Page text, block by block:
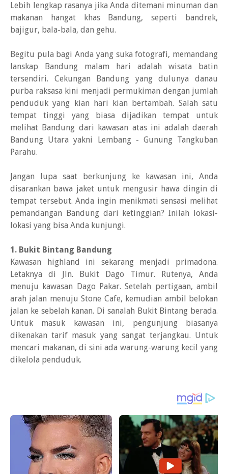
Lebih lengkap rasanya jika Anda ditemani minuman dan
makanan hangat khas Bandung, seperti bandrek,
bajigur, bala-bala, dan gehu.
Begitu pula bagi Anda yang suka fotografi, memandang
lanskap Bandung malam hari adalah wisata batin
tersendiri. Cekungan Bandung yang dulunya danau
purba raksasa kini menjadi permukiman dengan jumlah
penduduk yang kian hari kian bertambah. Salah satu
tempat tinggi yang biasa dijadikan tempat untuk
melihat Bandung dari kawasan atas ini adalah daerah
Bandung Utara yakni Lembang - Gunung Tangkuban
Parahu.
Jangan lupa saat berkunjung ke kawasan ini, Anda
disarankan bawa jaket untuk mengusir hawa dingin di
tempat tersebut. Anda ingin menikmati sensasi melihat
pemandangan Bandung dari ketinggian? Inilah lokasi-
lokasi yang bisa Anda kunjungi.
1. Bukit Bintang Bandung
Kawasan highland ini sekarang menjadi primadona.
Letaknya di Jln. Bukit Dago Timur. Rutenya, Anda
menuju kawasan Dago Pakar. Setelah pertigaan, ambil
arah jalan menuju Stone Cafe, kemudian ambil belokan
jalan ke sebelah kanan. Di sanalah Bukit Bintang berada.
Untuk masuk kawasan ini, pengunjung biasanya
dikenakan tarif masuk yang sangat terjangkau. Untuk
mencari makanan, di sini ada warung-warung kecil yang
dikelola penduduk.